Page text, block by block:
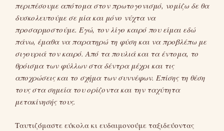
περιπέσουμε απότομα στον πρωτογονισμό, νομίζω δε θα
δυσκολευτούμε σε μία και μόνο νύχτα να
προσαρμοστούμε. Εγώ, τον λίγο καιρό που είμαι εδώ
πάνω, έμαθα να παρατηρώ τη φύση και να προβλέπω με
σιγουριά τον καιρό. Από τα πουλιά και τα έντομα, το
θρόισμα των φύλλων στα δέντρα μέχρι και τις
αποχρώσεις και το σχήμα των συννέφων. Επίσης τη θέση
τους στα σημεία του ορίζοντα και την ταχύτητα
μετακίνησής τους.
Ταυτιζόμαστε εύκολα κι ευδαιμονούμε ταξιδεύοντας